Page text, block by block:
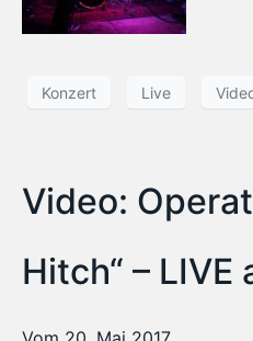
Konzert Live
Video:
Hitch“ – LIVE